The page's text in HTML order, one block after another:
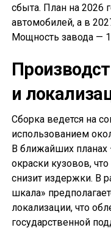
сбыта. План на 2026
автомобилей, а в
Мощность завода —
и
Сборка ведется на
использованием
В ближайших
окраски кузовов,
снизит издержки. В
шкала»
локализации, что
государственной